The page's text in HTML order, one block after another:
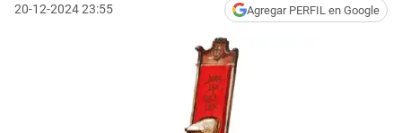
20-12-2024 23:55 Agregar PERFIL en Google